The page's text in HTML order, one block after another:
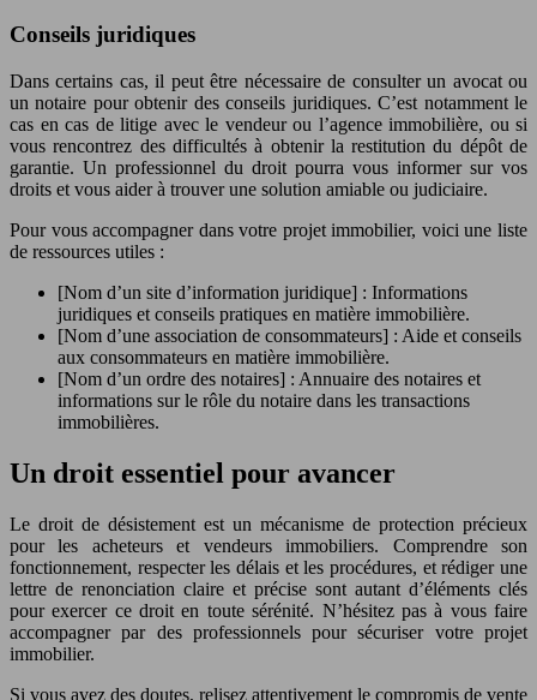
Conseils juridiques
Dans certains cas, il peut être nécessaire de consulter un avocat ou
un notaire pour obtenir des conseils juridiques. C’est notamment le
cas en cas de litige avec le vendeur ou l’agence immobilière, ou si
vous rencontrez des difficultés à obtenir la restitution du dépôt de
garantie. Un professionnel du droit pourra vous informer sur vos
droits et vous aider à trouver une solution amiable ou judiciaire.
Pour vous accompagner dans votre projet immobilier, voici une liste
de ressources utiles :
[Nom d’un site d’information juridique] : Informations
juridiques et conseils pratiques en matière immobilière.
[Nom d’une association de consommateurs] : Aide et conseils
aux consommateurs en matière immobilière.
[Nom d’un ordre des notaires] : Annuaire des notaires et
informations sur le rôle du notaire dans les transactions
immobilières.
Un droit essentiel pour avancer
Le droit de désistement est un mécanisme de protection précieux
pour les acheteurs et vendeurs immobiliers. Comprendre son
fonctionnement, respecter les délais et les procédures, et rédiger une
lettre de renonciation claire et précise sont autant d’éléments clés
pour exercer ce droit en toute sérénité. N’hésitez pas à vous faire
accompagner par des professionnels pour sécuriser votre projet
immobilier.
Si vous avez des doutes, relisez attentivement le compromis de vente